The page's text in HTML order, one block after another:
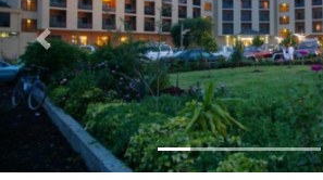
Previous